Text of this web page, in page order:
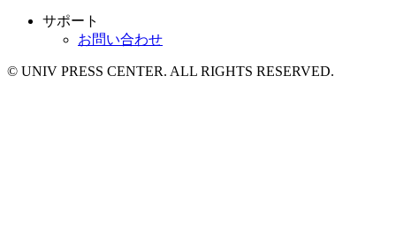
サポート
お問い合わせ
© UNIV PRESS CENTER. ALL RIGHTS RESERVED.